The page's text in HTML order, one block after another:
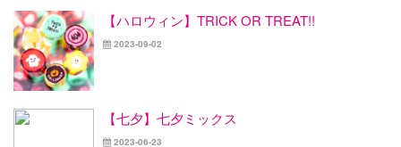
【ハロウィン】TRICK OR TREAT!!
2023-09-02
【七夕】七夕ミックス
2023-06-23